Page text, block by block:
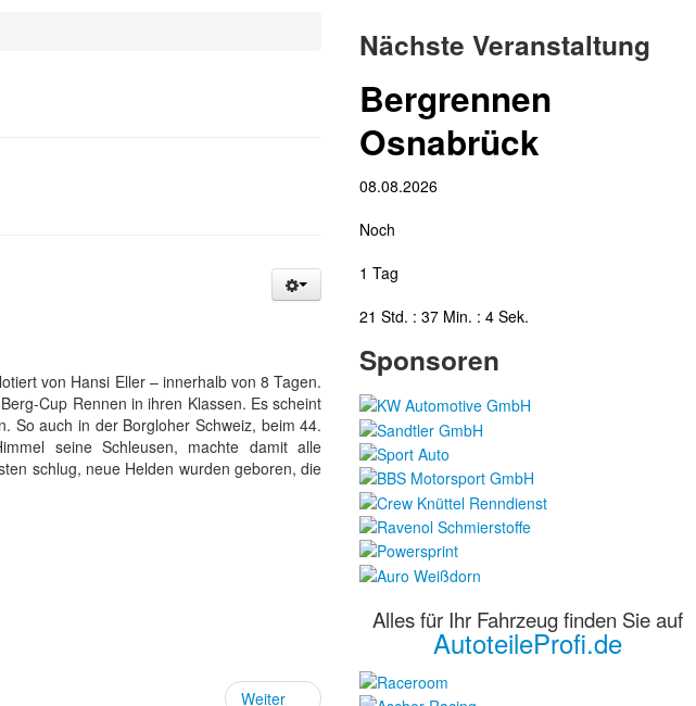
von Hansi Eller – innerhalb von 8 Tagen.
Cup Rennen in ihren Klassen. Es scheint
So auch in der Borgloher Schweiz, beim 44.
seine Schleusen, machte damit alle
schlug, neue Helden wurden geboren, die
Weiter
Nächste Veranstaltung
Bergrennen
Osnabrück
08.08.2026
Noch
1 Tag
21 Std. : 37 Min. : 3 Sek.
Sponsoren
Alles für Ihr Fahrzeug finden Sie auf
AutoteileProfi.de